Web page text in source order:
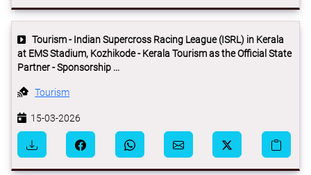
Tourism - Indian Supercross Racing League (ISRL) in Kerala
at EMS Stadium, Kozhikode - Kerala Tourism as the Official State
Partner - Sponsorship ...
Tourism
15-03-2026